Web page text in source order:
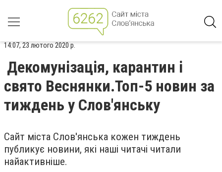
14:07, 23 лютого 2020 р.
Декомунізація, карантин і
свято Веснянки.Топ-5 новин за
тиждень у Слов'янську
Сайт міста Слов'янська кожен тиждень
публикує новини, які наші читачі читали
найактивніше.